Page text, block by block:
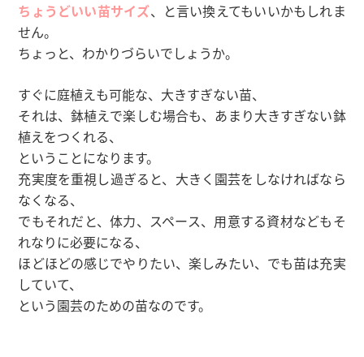
ちょうどいい苗サイズ、と言い換えてもいいかもしれま
せん。
ちょっと、わかりづらいでしょうか。
すぐに庭植えも可能な、大きすぎない苗、
それは、鉢植えで楽しむ場合も、あまり大きすぎない鉢
植えをつくれる、
ということになります。
充実度を重視し過ぎると、大きく園芸をしなければなら
なくなる、
でもそれだと、体力、スペース、用意する資材などもそ
れなりに必要になる、
ほどほどの感じでやりたい、楽しみたい、でも苗は充実
していて、
という園芸のための苗なのです。